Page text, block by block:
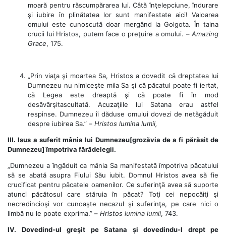
moară pentru răscumpărarea lui. Câtă înţelepciune, îndurare
şi iubire în plinătatea lor sunt manifestate aici! Valoarea
omului este cunoscută doar mergând la Golgota. În taina
crucii lui Hristos, putem face o preţuire a omului. – Amazing
Grace, 175.
„Prin viaţa şi moartea Sa, Hristos a dovedit că dreptatea lui
Dumnezeu nu nimiceşte mila Sa şi că păcatul poate fi iertat,
că Legea este dreaptă şi că poate fi în mod
desăvârşitascultată. Acuzaţiile lui Satana erau astfel
respinse. Dumnezeu îi dăduse omului dovezi de netăgăduit
despre iubirea Sa.” – Hristos lumina lumii,
III. Isus a suferit mânia lui Dumnezeu[grozăvia de a fi părăsit de
Dumnezeu] împotriva fărădelegii.
„Dumnezeu a îngăduit ca mânia Sa manifestată împotriva păcatului
să se abată asupra Fiului Său iubit. Domnul Hristos avea să fie
crucificat pentru păcatele oamenilor. Ce suferinţă avea să suporte
atunci păcătosul care stăruia în păcat? Toţi cei nepocăiţi şi
necredincioşi vor cunoaşte necazul şi suferinţa, pe care nici o
limbă nu le poate exprima.” – Hristos lumina lumii, 743.
IV. Dovedind-ul greşit pe Satana şi dovedindu-l drept pe